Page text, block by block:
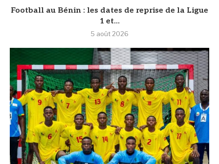
Football au Bénin : les dates de reprise de la Ligue
1 et...
5 août 2026